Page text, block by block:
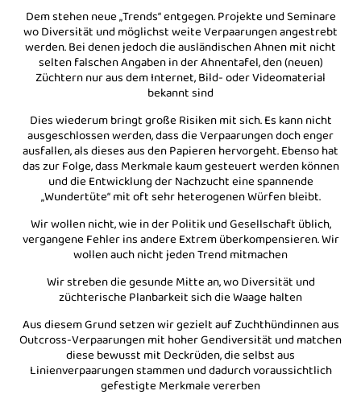
Dem stehen neue „Trends“ entgegen. Projekte und Seminare
wo Diversität und möglichst weite Verpaarungen angestrebt
werden. Bei denen jedoch die ausländischen Ahnen mit nicht
selten falschen Angaben in der Ahnentafel, den (neuen)
Züchtern nur aus dem Internet, Bild- oder Videomaterial
bekannt sind
Dies wiederum bringt große Risiken mit sich. Es kann nicht
ausgeschlossen werden, dass die Verpaarungen doch enger
ausfallen, als dieses aus den Papieren hervorgeht. Ebenso hat
das zur Folge, dass Merkmale kaum gesteuert werden können
und die Entwicklung der Nachzucht eine spannende
„Wundertüte“ mit oft sehr heterogenen Würfen bleibt.
Wir wollen nicht, wie in der Politik und Gesellschaft üblich,
vergangene Fehler ins andere Extrem überkompensieren. Wir
wollen auch nicht jeden Trend mitmachen
Wir streben die gesunde Mitte an, wo Diversität und
züchterische Planbarkeit sich die Waage halten
Aus diesem Grund setzen wir gezielt auf Zuchthündinnen aus
Outcross-Verpaarungen mit hoher Gendiversität und matchen
diese bewusst mit Deckrüden, die selbst aus
Linienverpaarungen stammen und dadurch voraussichtlich
gefestigte Merkmale vererben